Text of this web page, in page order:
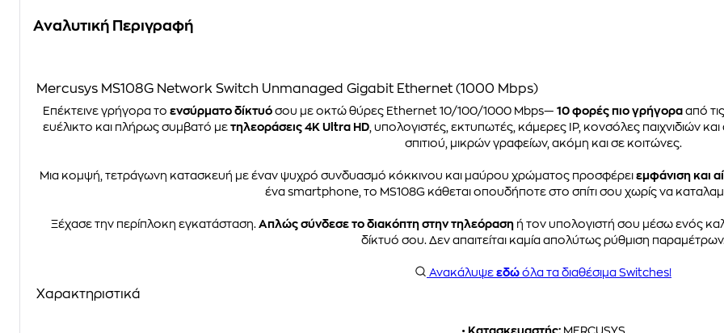
Αναλυτική Περιγραφή
Mercusys MS108G Network Switch Unmanaged Gigabit Ethernet (1000 Mbps)
Επέκτεινε γρήγορα το ενσύρματο δίκτυό σου με οκτώ θύρες Ethernet 10/100/1000 Mbps— 10 φορές πιο γρήγορα από
ευέλικτο και πλήρως συμβατό με τηλεοράσεις 4K Ultra HD, υπολογιστές, εκτυπωτές, κάμερες IP, κονσόλες παιχνιδιών
σπιτιού, μικρών γραφείων, ακόμη και σε κοιτώνες.
Μια κομψή, τετράγωνη κατασκευή με έναν ψυχρό συνδυασμό κόκκινου και μαύρου χρώματος προσφέρει εμφάνιση και
ένα smartphone, το MS108G κάθεται οπουδήποτε στο σπίτι σου χωρίς να
Ξέχασε την περίπλοκη εγκατάσταση. Απλώς σύνδεσε το διακόπτη στην τηλεόραση ή τον υπολογιστή σου μέσω ενός
δίκτυό σου. Δεν απαιτείται καμία απολύτως ρύθμιση
Ανακάλυψε εδώ όλα τα διαθέσιμα Switches!
Χαρακτηριστικά
• Κατασκευαστής:MERCUSYS